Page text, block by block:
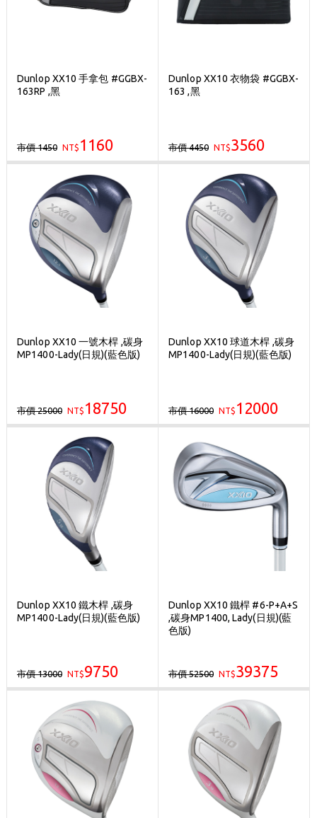
Dunlop XX10 手拿包 #GGBX-
163RP ,黑
市價 1450 NT$ 1160
Dunlop XX10 衣物袋 #GGBX-
163 ,黑
市價 4450 NT$3560
Dunlop XX10 一號木桿 ,碳身
MP1400-Lady(日規)(藍色版)
市價 25000 NT$ 18750
Dunlop XX10 球道木桿 ,碳身
MP1400-Lady(日規)(藍色版)
市價 16000 NT$ 12000
Dunlop XX10 鐵木桿 ,碳身
MP1400-Lady(日規)(藍色版)
市價 13000 NT$9750
Dunlop XX10 鐵桿 #6-P+A+S
,碳身MP1400, Lady(日規)(藍
色版)
市價 52500 NT$39375